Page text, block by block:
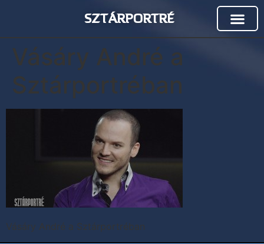
SZTÁRPORTRÉ
Vásáry André a
Sztárportréban
Vásáry André a Sztárportréban